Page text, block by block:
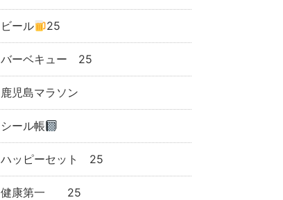
ビール 25
バーベキュー 25
鹿児島マラソン
シール帳
ハッピーセット 25
健康第一 25